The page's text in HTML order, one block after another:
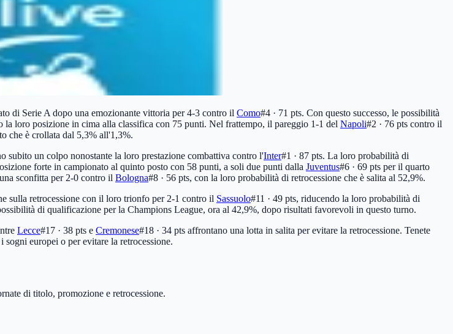
di Serie A dopo una emozionante vittoria per 4-3 contro il Como#4 · 71 pts. Con questo successo, le possibilità
loro posizione in cima alla classifica con 75 punti. Nel frattempo, il pareggio 1-1 del Napoli#2 · 76 pts contro il
che è crollata dal 5,3% all'1,3%.
subito un colpo nonostante la loro prestazione combattiva contro l'Inter#1 · 87 pts. La loro probabilità di
forte in campionato al quinto posto con 58 punti, a soli due punti dalla Juventus#6 · 69 pts per il quarto
sconfitta per 2-0 contro il Bologna#8 · 56 pts, con la loro probabilità di retrocessione che è salita al 52,9%.
sulla retrocessione con il loro trionfo per 2-1 contro il Sassuolo#11 · 49 pts, riducendo la loro probabilità di
di qualificazione per la Champions League, ora al 42,9%, dopo risultati favorevoli in questo turno.
Lecce#17 · 38 pts e Cremonese#18 · 34 pts affrontano una lotta in salita per evitare la retrocessione. Tenete
europei o per evitare la retrocessione.
di titolo, promozione e retrocessione.